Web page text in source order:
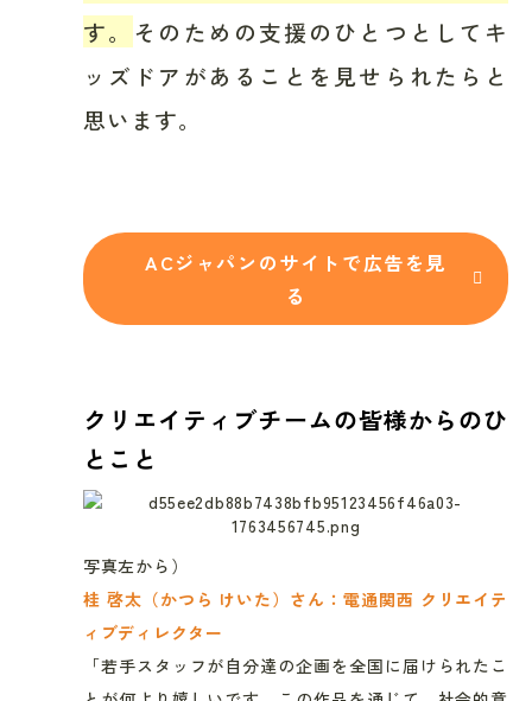
す。 そのための支援のひとつとしてキ
ッズドアがあることを見せられたらと
思います。
ACジャパンのサイトで広告を見
る
クリエイティブチームの皆様からのひ
とこと
写真左から）
桂 啓太（かつら けいた）さん：電通関西 クリエイテ
ィブディレクター
「若手スタッフが自分達の企画を全国に届けられたこ